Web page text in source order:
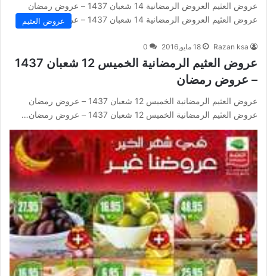
عروض العثيم العروض الرمضانية 14 شعبان 1437 – عروض رمضان
عروض العثيم العروض الرمضانية 14 شعبان 1437 – عروض رمضان…
عروض العثيم
Razan ksa 18 مايو,2016 0
عروض العثيم الرمضانية الخميس 12 شعبان 1437
– عروض رمضان
عروض العثيم الرمضانية الخميس 12 شعبان 1437 – عروض رمضان
عروض العثيم الرمضانية الخميس 12 شعبان 1437 – عروض رمضان…